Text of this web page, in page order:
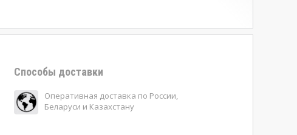
Способы доставки
Оперативная доставка по России,
Беларуси и Казахстану